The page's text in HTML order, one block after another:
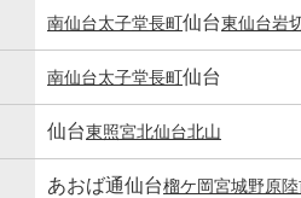
南仙台太子堂長町仙台東仙台岩
南仙台太子堂長町仙台
仙台東照宮北仙台北山
あおば通仙台榴ケ岡宮城野原